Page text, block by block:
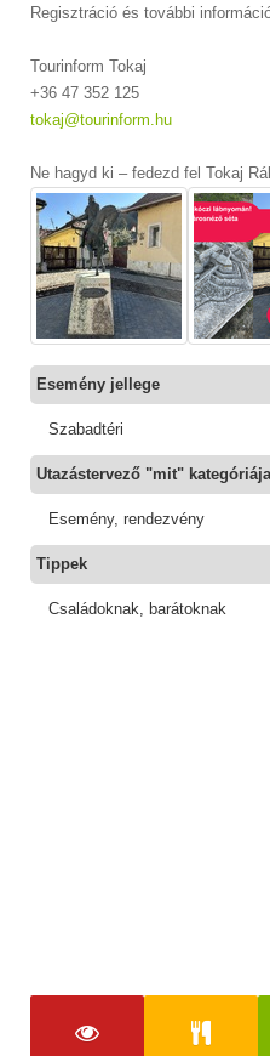
Regisztráció és további
Tourinform Tokaj
+36 47 352 125
tokaj@tourinform.hu
Ne hagyd ki – fedezd fel Tokaj
Esemény jellege
Szabadtéri
Utazástervező "mit" kategóriája
Esemény, rendezvény
Tippek
Családoknak, barátoknak